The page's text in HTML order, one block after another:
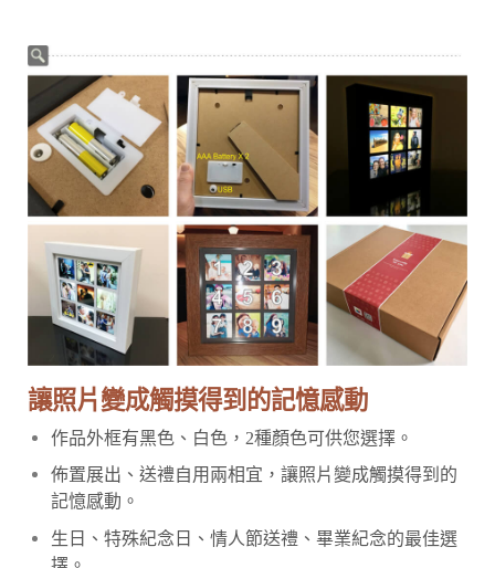
讓照片變成觸摸得到的記憶感動
作品外框有黑色、白色，2種顏色可供您選擇。
佈置展出、送禮自用兩相宜，讓照片變成觸摸得到的
記憶感動。
生日、特殊紀念日、情人節送禮、畢業紀念的最佳選